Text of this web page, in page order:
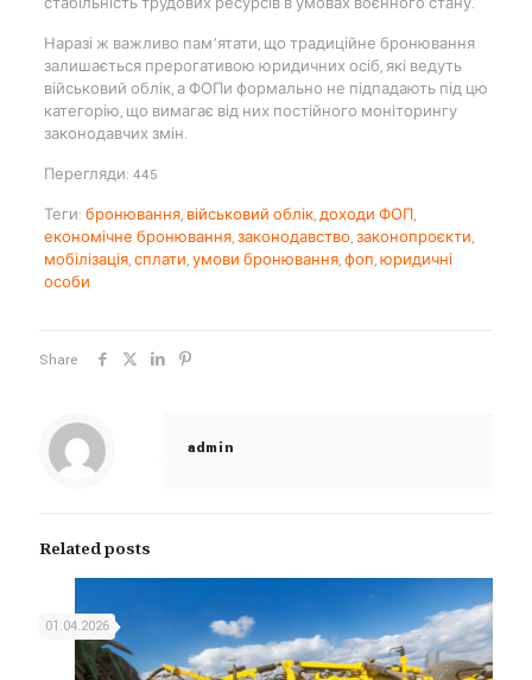
стабільність трудових ресурсів в умовах воєнного стану.
Наразі ж важливо пам’ятати, що традиційне бронювання
залишається прерогативою юридичних осіб, які ведуть
військовий облік, а ФОПи формально не підпадають під цю
категорію, що вимагає від них постійного моніторингу
законодавчих змін.
Перегляди: 445
Теги: бронювання, військовий облік,доходи ФОП,
економічне бронювання,законодавство,законопроєкти,
мобілізація,сплати,умови бронювання,фоп,юридичні
особи
Share
admin
Related posts
01.04.2026